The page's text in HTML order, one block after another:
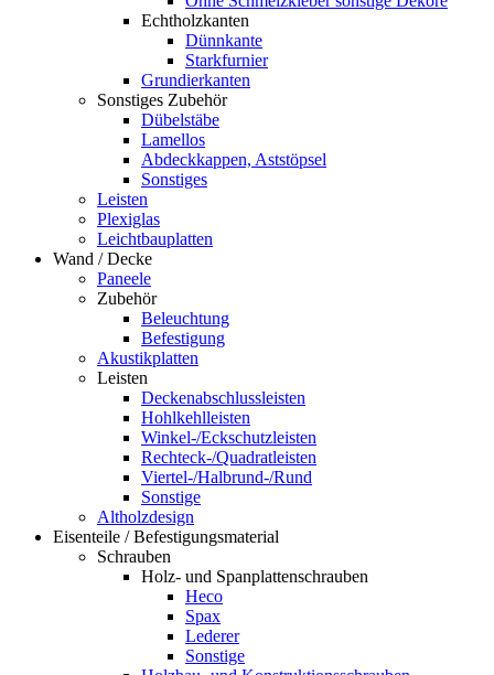
Echtholzkanten
Dünnkante
Starkfurnier
Grundierkanten
Sonstiges Zubehör
Dübelstäbe
Lamellos
Abdeckkappen, Aststöpsel
Sonstiges
Leisten
Plexiglas
Leichtbauplatten
Wand / Decke
Paneele
Zubehör
Beleuchtung
Befestigung
Akustikplatten
Leisten
Deckenabschlussleisten
Hohlkehlleisten
Winkel-/Eckschutzleisten
Rechteck-/Quadratleisten
Viertel-/Halbrund-/Rund
Sonstige
Altholzdesign
Eisenteile / Befestigungsmaterial
Schrauben
Holz- und Spanplattenschrauben
Heco
Spax
Lederer
Sonstige